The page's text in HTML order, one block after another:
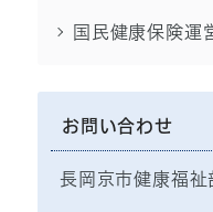
国民健康保険運
お問い合わせ
長岡京市健康福